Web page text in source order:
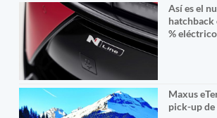
Así es el
hatchback
%
Maxus
pick-up